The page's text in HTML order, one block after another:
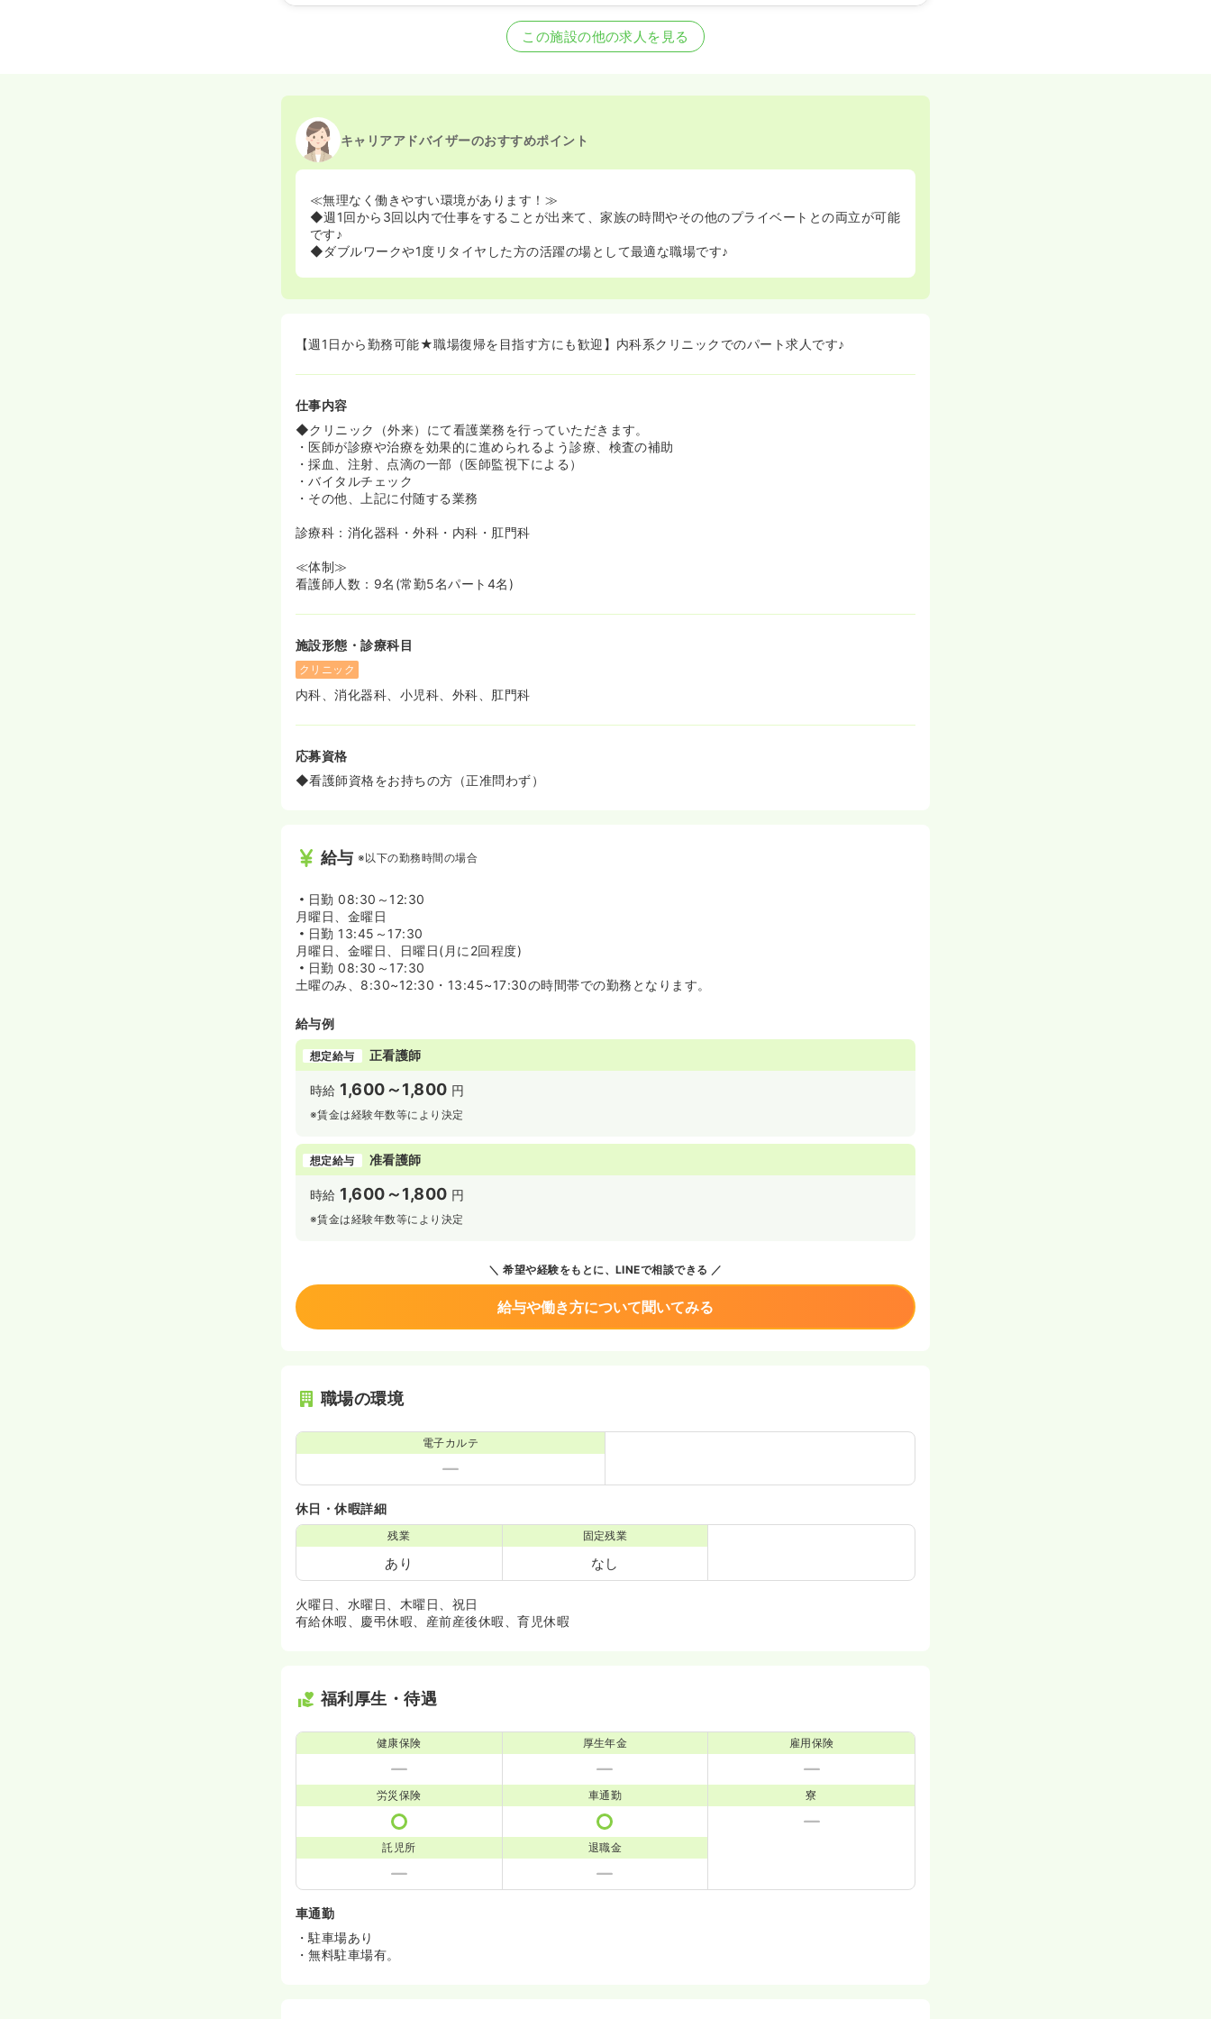
この施設の他の求人を見る
キャリアアドバイザーのおすすめポイント
≪無理なく働きやすい環境があります！≫
◆週1回から3回以内で仕事をすることが出来て、家族の時間やその他のプライベートとの両立が可能
です♪
◆ダブルワークや1度リタイヤした方の活躍の場として最適な職場です♪
【週1日から勤務可能★職場復帰を目指す方にも歓迎】内科系クリニックでのパート求人です♪
仕事内容
◆クリニック（外来）にて看護業務を行っていただきます。
・医師が診療や治療を効果的に進められるよう診療、検査の補助
・採血、注射、点滴の一部（医師監視下による）
・バイタルチェック
・その他、上記に付随する業務
診療科：消化器科・外科・内科・肛門科
≪体制≫
看護師人数：9名(常勤5名パート4名)
施設形態・診療科目
クリニック
内科、消化器科、小児科、外科、肛門科
応募資格
◆看護師資格をお持ちの方（正准問わず）
給与 ※以下の勤務時間の場合
日勤 08:30～12:30
月曜日、金曜日
日勤 13:45～17:30
月曜日、金曜日、日曜日(月に2回程度)
日勤 08:30～17:30
土曜のみ、8:30~12:30・13:45~17:30の時間帯での勤務となります。
給与例
想定給与 正看護師
時給 1,600～1,800 円
※賃金は経験年数等により決定
想定給与 准看護師
時給 1,600～1,800 円
※賃金は経験年数等により決定
希望や経験をもとに、LINEで相談できる
給与や働き方について聞いてみる
職場の環境
電子カルテ
休日・休暇詳細
残業
あり
固定残業
なし
火曜日、水曜日、木曜日、祝日
有給休暇、慶弔休暇、産前産後休暇、育児休暇
福利厚生・待遇
健康保険 厚生年金 雇用保険
労災保険 車通勤 寮
託児所 退職金
車通勤
・駐車場あり
・無料駐車場有。